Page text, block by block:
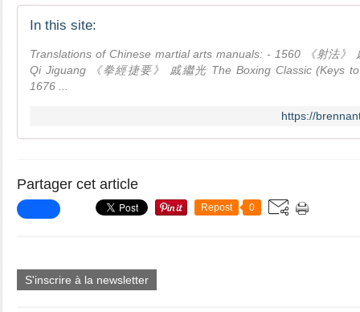
In this site:
Translations of Chinese martial arts manuals: - 1560 《射法》
Qi Jiguang 《拳經捷要》 戚繼光 The Boxing Classic (Keys
1676 ...
https://
Partager cet article
Repost 0
S'inscrire à la newsletter